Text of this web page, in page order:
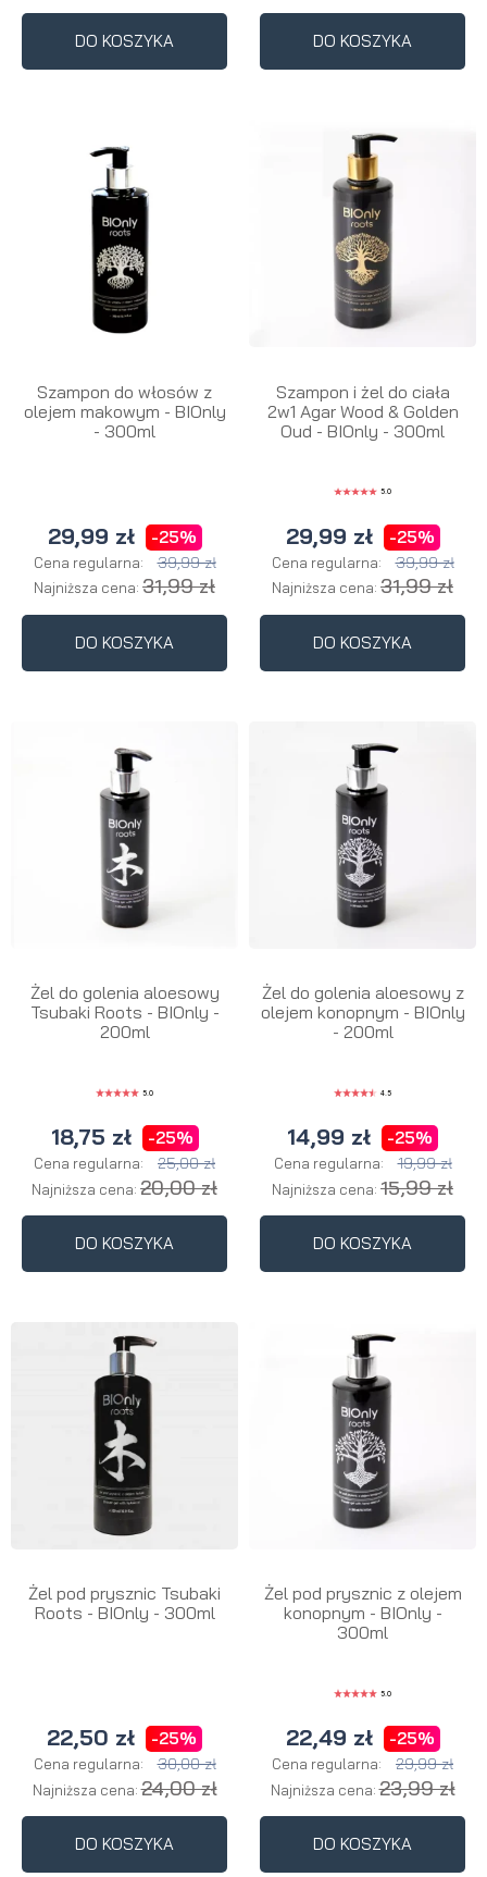
DO KOSZYKA DO KOSZYKA
Szampon do włosów z
olejem makowym - BIOnly
- 300ml
29,99 zł -25%
Cena regularna: 39,99 zł
Najniższa cena: 31,99 zł
DO KOSZYKA
Szampon i żel do ciała
2w1 Agar Wood & Golden
Oud - BIOnly - 300ml
5.0
29,99 zł -25%
Cena regularna: 39,99 zł
Najniższa cena: 31,99 zł
DO KOSZYKA
Żel do golenia aloesowy
Tsubaki Roots - BIOnly -
200ml
5.0
18,75 zł -25%
Cena regularna: 25,00 zł
Najniższa cena: 20,00 zł
DO KOSZYKA
Żel do golenia aloesowy z
olejem konopnym - BIOnly
- 200ml
4.5
14,99 zł -25%
Cena regularna: 19,99 zł
Najniższa cena: 15,99 zł
DO KOSZYKA
Żel pod prysznic Tsubaki
Roots - BIOnly - 300ml
22,50 zł -25%
Cena regularna: 30,00 zł
Najniższa cena:24,00 zł
DO KOSZYKA
Żel pod prysznic z olejem
konopnym - BIOnly -
300ml
5.0
22,49 zł -25%
Cena regularna: 29,99 zł
Najniższa cena:23,99 zł
DO KOSZYKA